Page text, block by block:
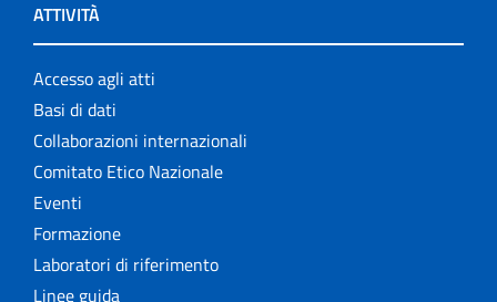
ATTIVITÀ
Accesso agli atti
Basi di dati
Collaborazioni internazionali
Comitato Etico Nazionale
Eventi
Formazione
Laboratori di riferimento
Linee guida